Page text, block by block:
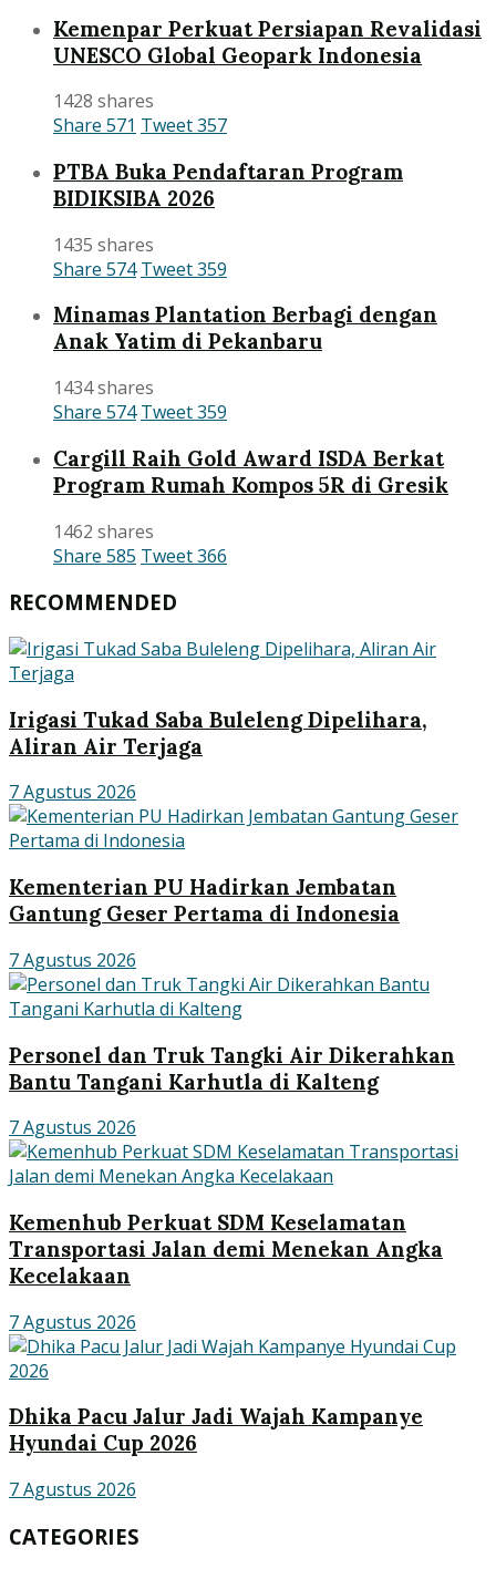
Kemenpar Perkuat Persiapan Revalidasi
UNESCO Global Geopark Indonesia
1428 shares
Share 571 Tweet357
PTBA Buka Pendaftaran Program
BIDIKSIBA 2026
1435 shares
Share 574 Tweet359
Minamas Plantation Berbagi dengan
Anak Yatim di Pekanbaru
1434 shares
Share 574 Tweet359
Cargill Raih Gold Award ISDA Berkat
Program Rumah Kompos 5R di Gresik
1462 shares
Share 585 Tweet366
RECOMMENDED
Irigasi Tukad Saba Buleleng Dipelihara,
Aliran Air Terjaga
7 Agustus 2026
Kementerian PU Hadirkan Jembatan
Gantung Geser Pertama di Indonesia
7 Agustus 2026
Personel dan Truk Tangki Air Dikerahkan
Bantu Tangani Karhutla di Kalteng
7 Agustus 2026
Kemenhub Perkuat SDM Keselamatan
Transportasi Jalan demi Menekan Angka
Kecelakaan
7 Agustus 2026
Dhika Pacu Jalur Jadi Wajah Kampanye
Hyundai Cup 2026
7 Agustus 2026
CATEGORIES